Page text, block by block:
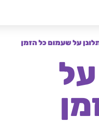
על שעמום כל הזמן